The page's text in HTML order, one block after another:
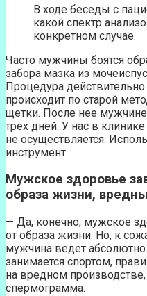
В ходе беседы с
какой спектр
конкретном случае.
Часто мужчины боятся
забора мазка из
Процедура
происходит по старой
щетки. После нее
трех дней. У нас в
не осуществляется.
инструмент.
Мужское здоровье
образа жизни,
— Да, конечно, мужское
от образа жизни. Но, к
мужчина ведет
занимается спортом,
на вредном
спермограмма.